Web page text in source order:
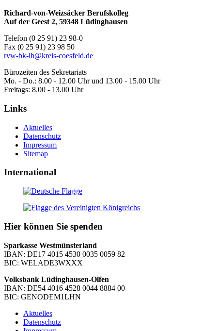
Richard-von-Weizsäcker Berufskolleg
Auf der Geest 2, 59348 Lüdinghausen
Telefon (0 25 91) 23 98-0
Fax (0 25 91) 23 98 50
rvw-bk-lh@kreis-coesfeld.de
Bürozeiten des Sekretariats
Mo. - Do.: 8.00 - 12.00 Uhr und 13.00 - 15.00 Uhr
Freitags: 8.00 - 13.00 Uhr
Links
Aktuelles
Datenschutz
Impressum
Sitemap
International
Hier können Sie spenden
Sparkasse Westmünsterland
IBAN: DE17 4015 4530 0035 0059 82
BIC: WELADE3WXXX
Volksbank Lüdinghausen-Olfen
IBAN: DE54 4016 4528 0044 8884 00
BIC: GENODEM1LHN
Aktuelles
Datenschutz